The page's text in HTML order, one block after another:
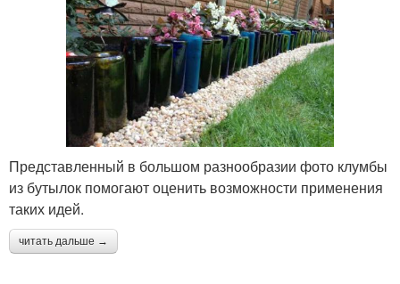
Представленный в большом разнообразии фото клумбы
из бутылок помогают оценить возможности применения
таких идей.
читать дальше →